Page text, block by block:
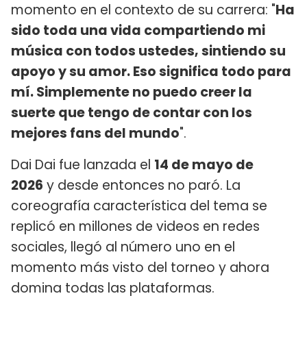
momento en el contexto de su carrera: "Ha
sido toda una vida compartiendo mi
música con todos ustedes, sintiendo su
apoyo y su amor. Eso significa todo para
mí. Simplemente no puedo creer la
suerte que tengo de contar con los
mejores fans del mundo".
Dai Dai fue lanzada el 14 de mayo de
2026 y desde entonces no paró. La
coreografía característica del tema se
replicó en millones de videos en redes
sociales, llegó al número uno en el
momento más visto del torneo y ahora
domina todas las plataformas.